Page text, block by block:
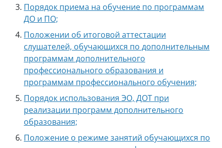
Порядок приема на обучение по программам
ДО и ПО;
Положении об итоговой аттестации
слушателей, обучающихся по дополнительным
программам дополнительного
профессионального образования и
программам профессионального обучения;
Порядок использования ЭО, ДОТ при
реализации программ дополнительного
образования;
Положение о режиме занятий обучающихся по